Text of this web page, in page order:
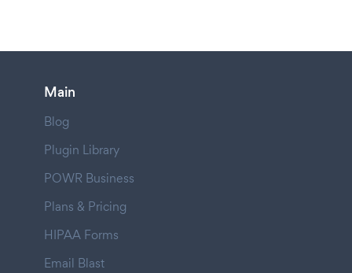
Main
Blog
Plugin Library
POWR Business
Plans & Pricing
HIPAA Forms
Email Blast